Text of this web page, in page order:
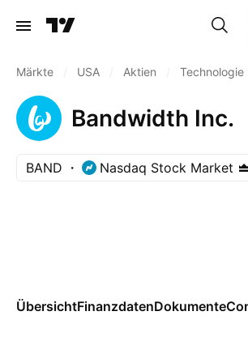
Märkte USA Aktien Technologie
Bandwidth Inc.
BAND Nasdaq Stock Market
ÜbersichtFinanzdatenDokumente